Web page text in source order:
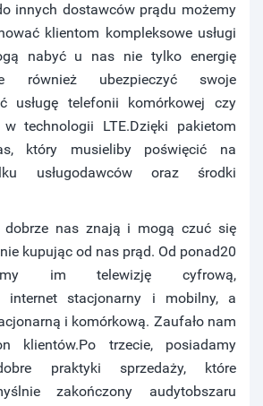
innych dostawców prądu możemy
klientom kompleksowe usługi
nabyć u nas nie tylko energię
również ubezpieczyć swoje
usługę telefonii komórkowej czy
technologii LTE.Dzięki pakietom
który musieliby poświęcić na
usługodawców oraz środki
dobrze nas znają i mogą czuć się
kupując od nas prąd. Od ponad20
im telewizję cyfrową,
internet stacjonarny i mobilny, a
i komórkową. Zaufało nam
klientów.Po trzecie, posiadamy
praktyki sprzedaży, które
zakończony audytobszaru